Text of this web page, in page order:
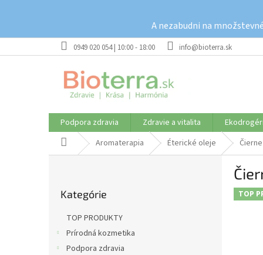
A nezabudni na
0949 020 054 | 10:00 - 18:00 info@bioterra.sk
Podpora zdravia Zdravie a vitalita
DomovAromaterapia Éterické oleje
kategórie
Kategórie
TOP PRODUKTY
Prírodná kozmetika
Podpora zdravia
TOP